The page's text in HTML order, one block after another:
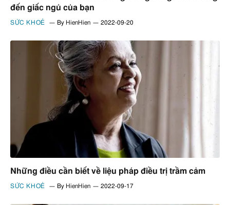
đến giấc ngủ của bạn
SỨC KHOẺ By HienHien 2022-09-20
Những điều cần biết về liệu pháp điều trị trầm cảm
SỨC KHOẺ By HienHien 2022-09-17